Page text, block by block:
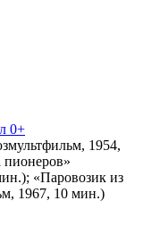
0+
1954,
«Паровозик из
1967, 10 мин.)